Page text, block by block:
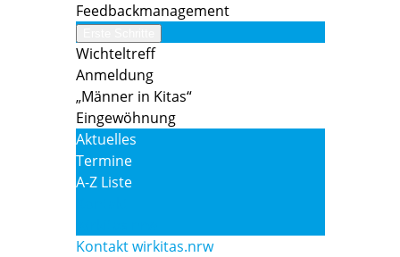
Feedbackmanagement
Wichteltreff
Anmeldung
„Männer in Kitas“
Eingewöhnung
Aktuelles
Termine
A-Z Liste
Kontakt wirkitas.nrw